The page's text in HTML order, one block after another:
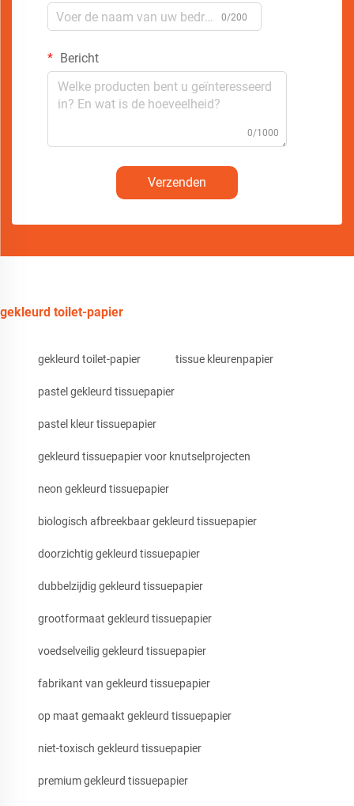
0/200
Bericht
0/1000
Verzenden
gekleurd toilet-papier
gekleurd toilet-papier tissue kleurenpapier
pastel gekleurd tissuepapier
pastel kleur tissuepapier
gekleurd tissuepapier voor knutselprojecten
neon gekleurd tissuepapier
biologisch afbreekbaar gekleurd tissuepapier
doorzichtig gekleurd tissuepapier
dubbelzijdig gekleurd tissuepapier
grootformaat gekleurd tissuepapier
voedselveilig gekleurd tissuepapier
fabrikant van gekleurd tissuepapier
op maat gemaakt gekleurd tissuepapier
niet-toxisch gekleurd tissuepapier
premium gekleurd tissuepapier